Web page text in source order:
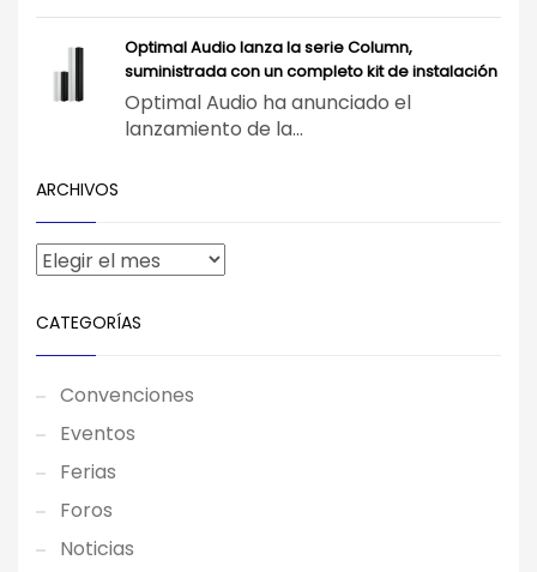
Optimal Audio lanza la serie Column,
suministrada con un completo kit de instalación
Optimal Audio ha anunciado el
lanzamiento de la...
ARCHIVOS
CATEGORÍAS
Convenciones
Eventos
Ferias
Foros
Noticias